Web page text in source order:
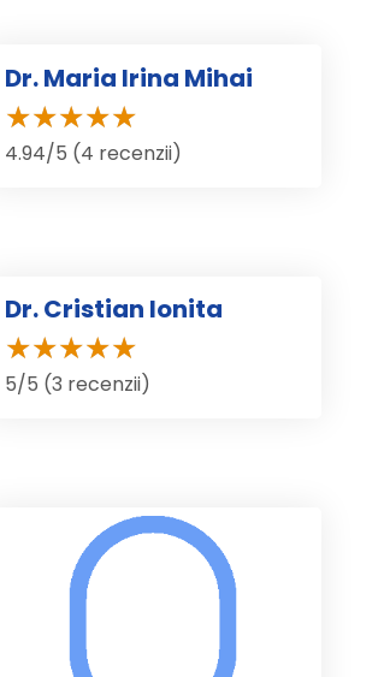
Dr. Maria Irina Mihai
4.94/5 (4 recenzii)
Dr. Cristian Ionita
5/5 (3 recenzii)